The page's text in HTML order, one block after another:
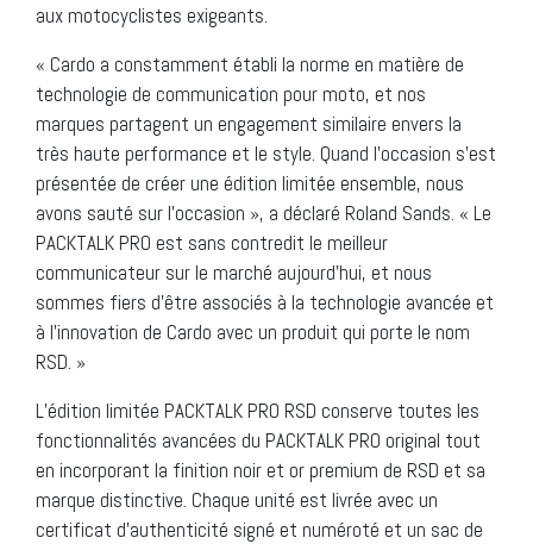
aux motocyclistes exigeants.
« Cardo a constamment établi la norme en matière de
technologie de communication pour moto, et nos
marques partagent un engagement similaire envers la
très haute performance et le style. Quand l’occasion s’est
présentée de créer une édition limitée ensemble, nous
avons sauté sur l’occasion », a déclaré Roland Sands. « Le
PACKTALK PRO est sans contredit le meilleur
communicateur sur le marché aujourd’hui, et nous
sommes fiers d’être associés à la technologie avancée et
à l’innovation de Cardo avec un produit qui porte le nom
RSD. »
L’édition limitée PACKTALK PRO RSD conserve toutes les
fonctionnalités avancées du PACKTALK PRO original tout
en incorporant la finition noir et or premium de RSD et sa
marque distinctive. Chaque unité est livrée avec un
certificat d’authenticité signé et numéroté et un sac de